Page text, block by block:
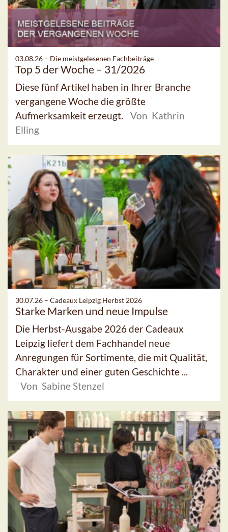
03.08.26 – Die meistgelesenen Fachbeiträge
Top 5 der Woche – 31/2026
Diese fünf Artikel haben in Ihrer Branche
vergangene Woche die größte
Aufmerksamkeit erzeugt.
Von Kathrin
Elling
30.07.26 – Cadeaux Leipzig Herbst 2026
Starke Marken und neue Impulse
Die Herbst-Ausgabe 2026 der Cadeaux
Leipzig liefert dem Fachhandel neue
Anregungen für Sortimente, die mit Qualität,
Charakter und einer guten Geschichte ...
Von Sabine Stenzel